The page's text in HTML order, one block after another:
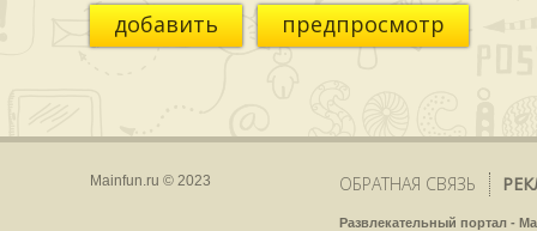
добавить предпросмотр
Mainfun.ru © 2023 ОБРАТНАЯ СВЯЗЬ
Развлекательный портал -